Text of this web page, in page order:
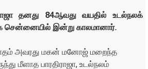
தனது 84ஆவது வயதில் உடல்நலக்
சென்னையில் இன்று காலமானார்.
அவரது மகன் மனோஜ் மறைந்த
மீளாத பாரதிராஜா, உடல்நலம்